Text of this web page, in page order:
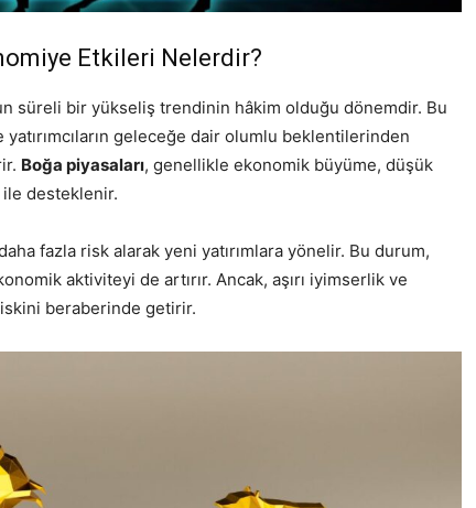
Etkileri Nelerdir?
süreli bir yükseliş trendinin hâkim olduğu dönemdir. Bu
geleceğe dair olumlu beklentilerinden
Boğa piyasaları, genellikle ekonomik büyüme, düşük
desteklenir.
fazla risk alarak yeni yatırımlara yönelir. Bu durum,
aktiviteyi de artırır. Ancak, aşırı iyimserlik ve
beraberinde getirir.